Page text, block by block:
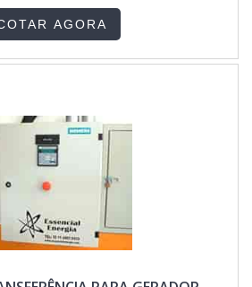
satisfatório;Equipamento que
manuseio;Vantagens exclusivas aos
UMA SÉRIE DE BENEFÍCIOSAlém de
e muito segura. Colocando de
com a ajuda de profissionais da
só será autorizado caso os
aptos á capacidade exigida pela rede
, ainda referido no meio que o utiliza
painel elétrico industrial Bahia, tem
da empregabilidade, controlar e
e evitar curtos circuitos que
acidentes e ainda comprometer a
AGORA